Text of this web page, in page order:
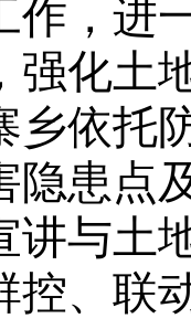
强化土
乡依托
隐患点
讲与土
控、联